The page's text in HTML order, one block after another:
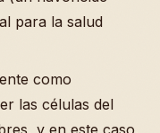
para la salud
como
las células del
y en este caso,